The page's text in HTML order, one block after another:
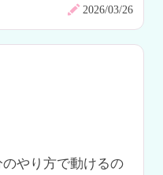
2026/03/26
やり方で動けるの